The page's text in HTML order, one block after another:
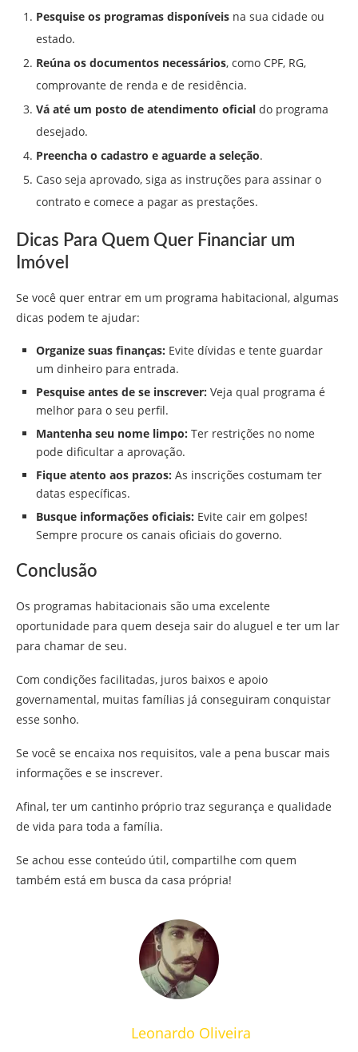
Pesquise os programas disponíveis na sua cidade ou
estado.
Reúna os documentos necessários, como CPF, RG,
comprovante de renda e de residência.
Vá até um posto de atendimento oficial do programa
desejado.
Preencha o cadastro e aguarde a seleção.
Caso seja aprovado, siga as instruções para assinar o
contrato e comece a pagar as prestações.
Dicas Para Quem Quer Financiar um
Imóvel
Se você quer entrar em um programa habitacional, algumas
dicas podem te ajudar:
Organize suas finanças: Evite dívidas e tente guardar
um dinheiro para entrada.
Pesquise antes de se inscrever: Veja qual programa é
melhor para o seu perfil.
Mantenha seu nome limpo: Ter restrições no nome
pode dificultar a aprovação.
Fique atento aos prazos: As inscrições costumam ter
datas específicas.
Busque informações oficiais: Evite cair em golpes!
Sempre procure os canais oficiais do governo.
Conclusão
Os programas habitacionais são uma excelente
oportunidade para quem deseja sair do aluguel e ter um lar
para chamar de seu.
Com condições facilitadas, juros baixos e apoio
governamental, muitas famílias já conseguiram conquistar
esse sonho.
Se você se encaixa nos requisitos, vale a pena buscar mais
informações e se inscrever.
Afinal, ter um cantinho próprio traz segurança e qualidade
de vida para toda a família.
Se achou esse conteúdo útil, compartilhe com quem
também está em busca da casa própria!
Leonardo Oliveira